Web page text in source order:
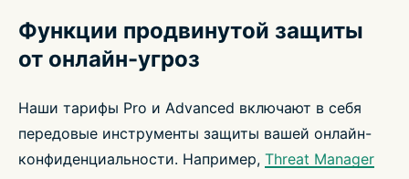
Функции продвинутой защиты
от онлайн-угроз
Наши тарифы Pro и Advanced включают в себя
передовые инструменты защиты вашей онлайн-
конфиденциальности. Например, Threat Manager